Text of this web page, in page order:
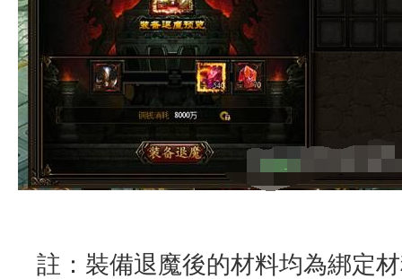
註：裝備退魔後的材料均為綁定